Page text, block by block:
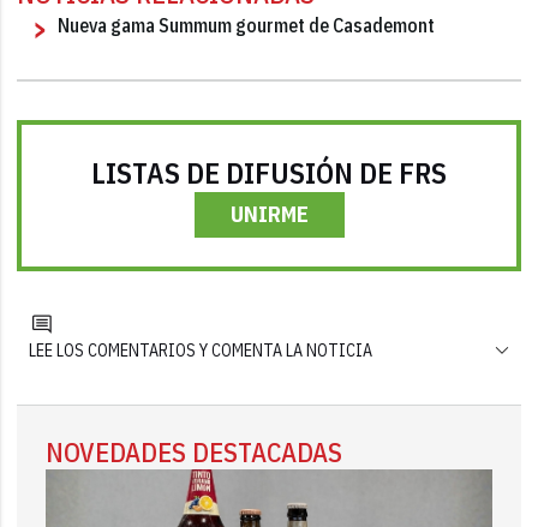
Nueva gama Summum gourmet de Casademont
LISTAS DE DIFUSIÓN DE FRS
UNIRME
LEE LOS COMENTARIOS Y COMENTA LA NOTICIA
NOVEDADES DESTACADAS